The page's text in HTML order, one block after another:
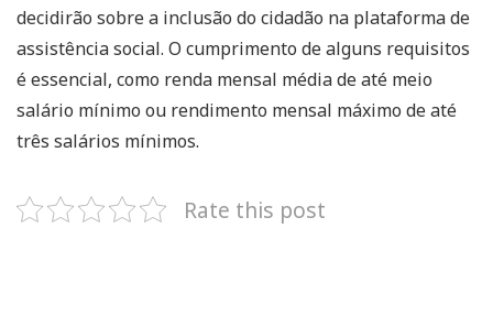
decidirão sobre a inclusão do cidadão na plataforma de
assistência social. O cumprimento de alguns requisitos
é essencial, como renda mensal média de até meio
salário mínimo ou rendimento mensal máximo de até
três salários mínimos.
Rate this post